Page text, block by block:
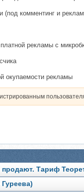
(под комментинг и
платной рекламы с
окупаемости рекламы
Тариф